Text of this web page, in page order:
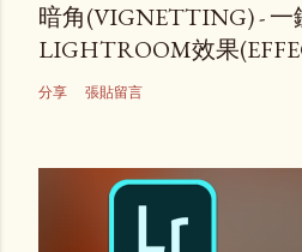
暗角(VIGNETTING) -
LIGHTROOM效果
分享 張貼留言